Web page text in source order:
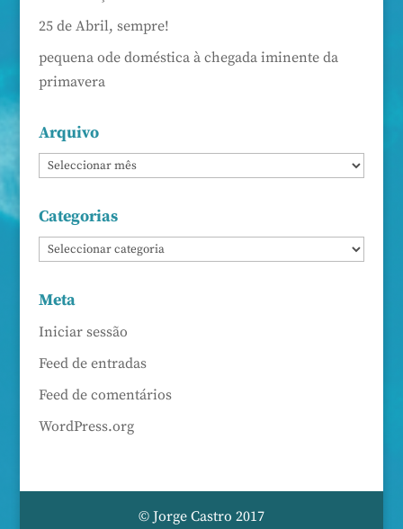
25 de Abril, sempre!
pequena ode doméstica à chegada iminente da
primavera
Arquivo
Categorias
Meta
Iniciar sessão
Feed de entradas
Feed de comentários
WordPress.org
© Jorge Castro 2017